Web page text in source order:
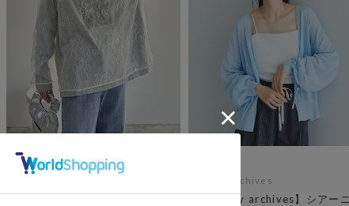
Liora by archives
【Liora by archives】シアーニ